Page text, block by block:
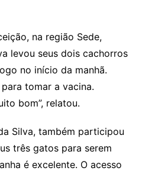
na região Sede,
levou seus dois cachorros
no início da manhã.
tomar a vacina.
bom”, relatou.
Silva, também participou
três gatos para serem
é excelente. O acesso